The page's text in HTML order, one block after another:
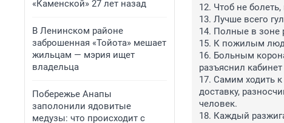
«Каменской» 27 лет назад
В Ленинском районе
заброшенная «Тойота» мешает
жильцам — мэрия ищет
владельца
Побережье Анапы
заполонили ядовитые
медузы: что происходит с
12. Чтоб не
13. Лучше всего
14. Полные в зоне
15. К пожилым
16. Больным
разъяснил
17. Самим ходить
доставку,
человек.
18. Каждый